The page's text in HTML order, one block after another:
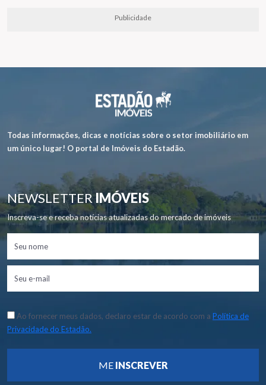
Publicidade
Todas informações, dicas e notícias sobre o setor imobiliário em
um único lugar! O portal de Imóveis do Estadão.
NEWSLETTERIMÓVEIS
Inscreva-se e receba notícias atualizadas do mercado de imóveis
Ao fornecer meus dados, declaro estar de acordo com a Política de
Privacidade do Estadão.
ME INSCREVER